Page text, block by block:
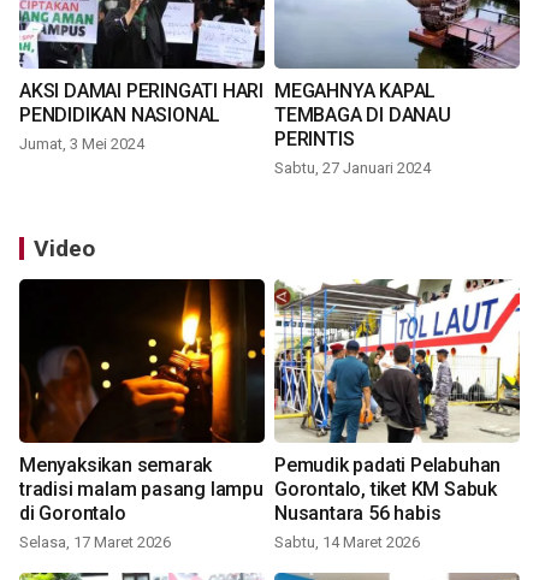
AKSI DAMAI PERINGATI HARI
PENDIDIKAN NASIONAL
Jumat, 3 Mei 2024
MEGAHNYA KAPAL
TEMBAGA DI DANAU
PERINTIS
Sabtu, 27 Januari 2024
Video
Menyaksikan semarak
tradisi malam pasang lampu
di Gorontalo
Selasa, 17 Maret 2026
Pemudik padati Pelabuhan
Gorontalo, tiket KM Sabuk
Nusantara 56 habis
Sabtu, 14 Maret 2026